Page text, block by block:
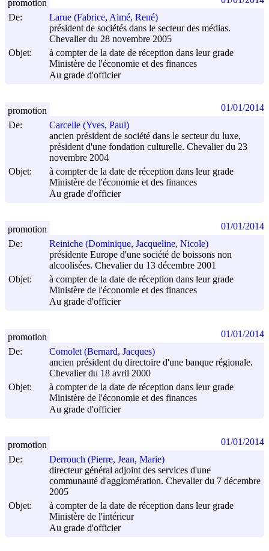
De:
Larue (Fabrice, Aimé, René)
président de sociétés dans le secteur des médias.
Chevalier du 28 novembre 2005
Objet:
à compter de la date de réception dans leur grade
Ministère de l'économie et des finances
Au grade d'officier
promotion
De:
Carcelle (Yves, Paul)
ancien président de société dans le secteur du luxe,
président d'une fondation culturelle. Chevalier du 23
novembre 2004
Objet:
à compter de la date de réception dans leur grade
Ministère de l'économie et des finances
Au grade d'officier
promotion 01/01/2014
De:
Reiniche (Dominique, Jacqueline, Nicole)
présidente Europe d'une société de boissons non
alcoolisées. Chevalier du 13 décembre 2001
Objet:
à compter de la date de réception dans leur grade
Ministère de l'économie et des finances
Au grade d'officier
promotion 01/01/2014
De:
Comolet (Bernard, Jacques)
ancien président du directoire d'une banque régionale.
Chevalier du 18 avril 2000
Objet:
à compter de la date de réception dans leur grade
Ministère de l'économie et des finances
Au grade d'officier
promotion 01/01/2014
De:
Derrouch (Pierre, Jean, Marie)
directeur général adjoint des services d'une
communauté d'agglomération. Chevalier du 7 décembre
2005
Objet:
à compter de la date de réception dans leur grade
Ministère de l'intérieur
Au grade d'officier
promotion 01/01/2014